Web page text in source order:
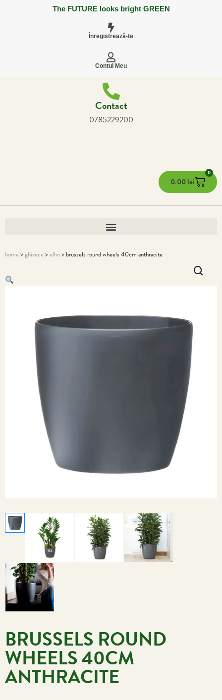
The FUTURE looks bright GREEN
Înregistrează-te
Contul Meu
Contact
0785229200
0.00lei
0
home>ghivece>elho> brussels round wheels 40cm anthracite
BRUSSELS ROUND
WHEELS 40CM
ANTHRACITE